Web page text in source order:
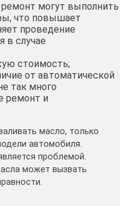
могут выполнить
что повышает
проведение
в случае
стоимость;
от автоматической
так много
ремонт и
масло, только
автомобиля.
проблемой.
может вызвать